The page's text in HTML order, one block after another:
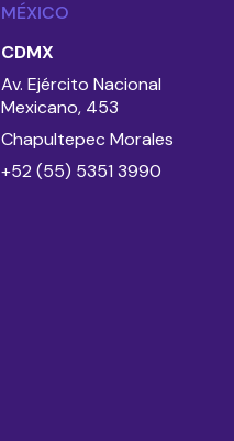
MÉXICO
CDMX
Av. Ejército Nacional
Mexicano, 453
Chapultepec Morales
+52 (55) 5351 3990